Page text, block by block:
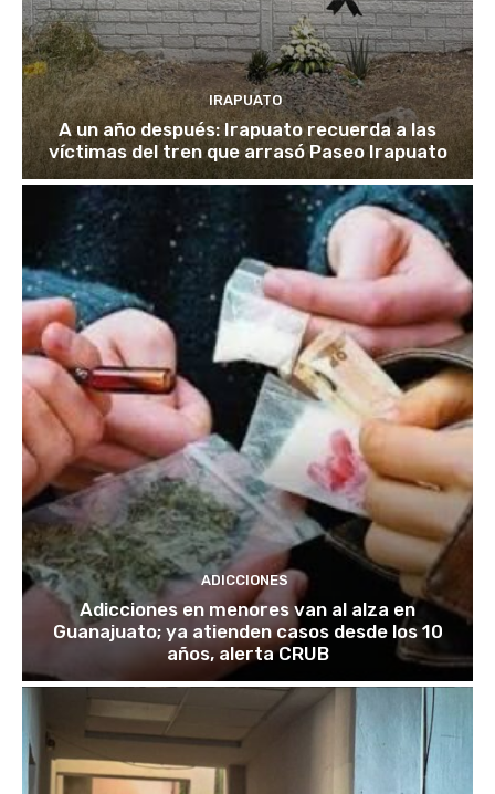
IRAPUATO
A un año después: Irapuato recuerda a las
víctimas del tren que arrasó Paseo Irapuato
ADICCIONES
Adicciones en menores van al alza en
Guanajuato; ya atienden casos desde los 10
años, alerta CRUB